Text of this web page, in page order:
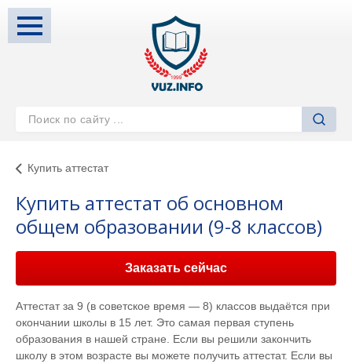
Купить аттестат
Купить аттестат об основном
общем образовании (9-8 классов)
Заказать сейчас
Аттестат за 9 (в советское время — 8) классов выдаётся при
окончании школы в 15 лет. Это самая первая ступень
образования в нашей стране. Если вы решили закончить
школу в этом возрасте вы можете получить аттестат. Если вы